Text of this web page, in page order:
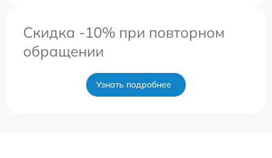
Скидка -10% при повторном
обращении
Узнать подробнее